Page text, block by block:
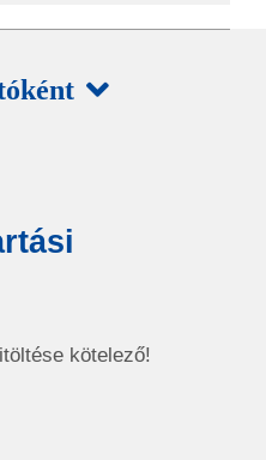
kötelező!